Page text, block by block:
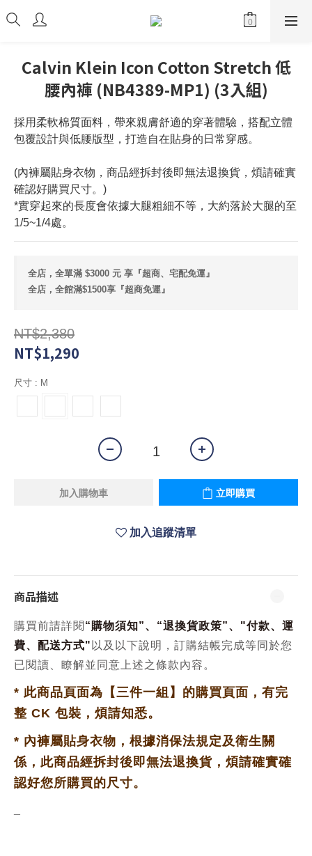
Calvin Klein Icon Cotton Stretch 低
腰內褲 (NB4389-MP1) (3入組)
採用柔軟棉質面料，帶來親膚舒適的穿著體驗，搭配立體
包覆設計與低腰版型，打造自在貼身的日常穿感。
(內褲屬貼身衣物，商品經拆封後即無法退換貨，煩請確實
確認好購買尺寸。)
*實穿起來的長度會依據大腿粗細不等，大約落於大腿的至
1/5~1/4處。
全店，全單滿 $3000 元 享『超商、宅配免運』
全店，全館滿$1500享『超商免運』
NT$2,380
NT$1,290
尺寸 : M
加入購物車 立即購買
加入追蹤清單
商品描述
購買前請詳閱 “購物須知”、“退換貨政策”、 "付款、運
費、配送方式" 以及以下說明，訂購結帳完成等同於您
已閱讀、瞭解並同意上述之條款內容。
* 此商品頁面為【三件一組】的購買頁面，有完
整 CK 包裝， 煩請知悉。
* 內褲屬貼身衣物，根據消保法規定及衛生關
係，此商品經拆封後即無法退換貨， 煩請確實確
認好您所購買的尺寸。